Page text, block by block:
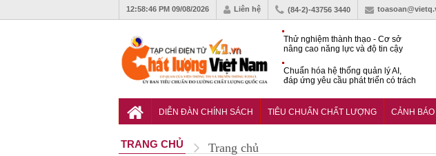
12:58:47 PM 09/08/2026 Liên hệ (84-2)-43756 3440
Thử nghiệm thành thạo - Cơ sở
nâng cao năng lực và độ tin cậy
Chuẩn hóa hệ thống quản lý AI,
đáp ứng yêu cầu phát triển có trách
thuật Trung tâm sát hạch lái xe
DIỄN ĐÀN CHÍNH SÁCH TIÊU CHUẨN CHẤT LƯỢNG CẢNH
TRANG CHỦ Trang chủ